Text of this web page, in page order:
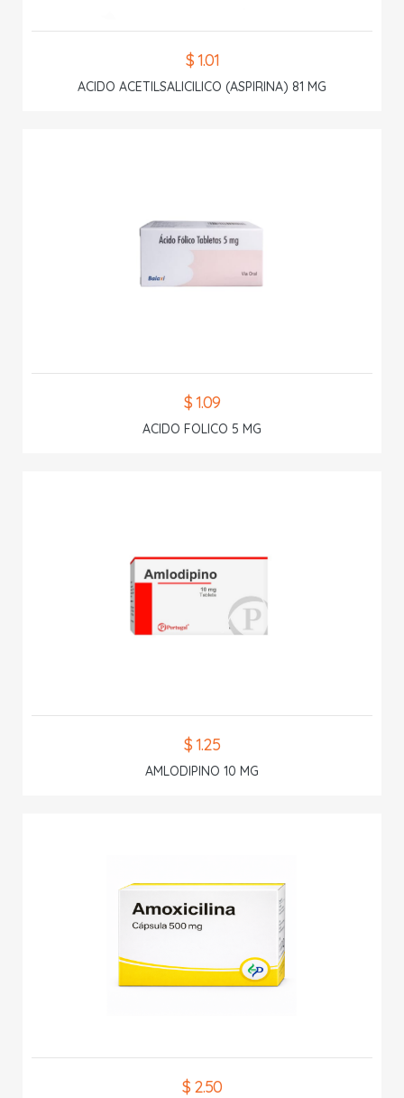
$ 1.01
ACIDO ACETILSALICILICO (ASPIRINA) 81 MG
$ 1.09
ACIDO FOLICO 5 MG
$ 1.25
AMLODIPINO 10 MG
$ 2.50